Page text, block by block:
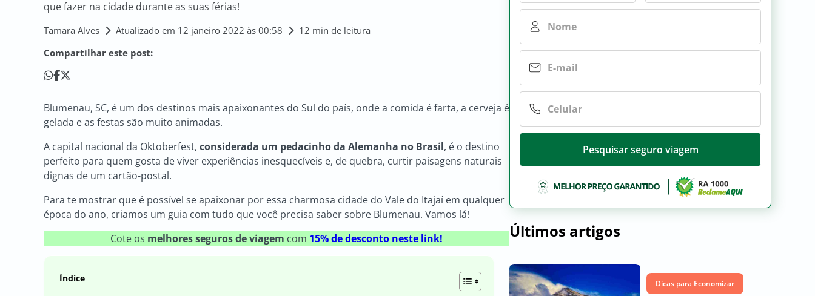
que fazer na cidade durante as suas férias!
Tamara Alves Atualizado em 12 janeiro 2022 às 00:58
12 min de leitura
Compartilhar este post:
Blumenau, SC, é um dos destinos mais apaixonantes do Sul do país, onde a comida é farta, a cerveja é
gelada e as festas são muito animadas.
A capital nacional da Oktoberfest, considerada um pedacinho da Alemanha no Brasil, é o destino
perfeito para quem gosta de viver experiências inesquecíveis e, de quebra, curtir paisagens naturais
dignas de um cartão-postal.
Para te mostrar que é possível se apaixonar por essa charmosa cidade do Vale do Itajaí em qualquer
época do ano, criamos um guia com tudo que você precisa saber sobre Blumenau. Vamos lá!
Cote os melhores seguros de viagem com 15% de desconto neste link!
Índice
Pesquisar seguro viagem
Últimos artigos
Dicas para Economizar